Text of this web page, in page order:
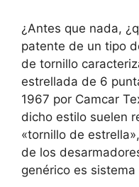
¿Antes que nada,
patente de un tipo
de tornillo
estrellada de 6
1967 por Camcar
dicho estilo suelen
«tornillo de
de los
genérico es